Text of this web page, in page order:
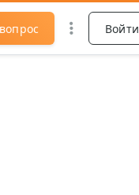
Войти